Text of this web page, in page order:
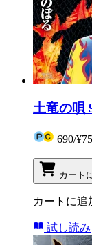
土竜の唄
690/
カート
カートに追
試し読み